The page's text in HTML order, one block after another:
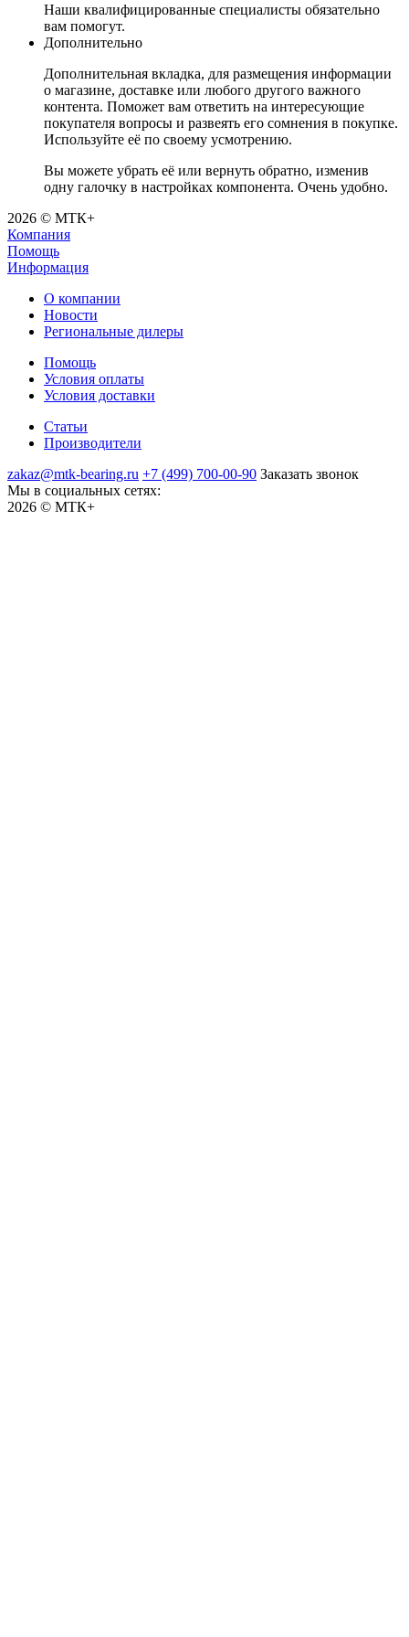
Наши квалифицированные специалисты обязательно
вам помогут.
Дополнительно
Дополнительная вкладка, для размещения информации
о магазине, доставке или любого другого важного
контента. Поможет вам ответить на интересующие
покупателя вопросы и развеять его сомнения в покупке.
Используйте её по своему усмотрению.
Вы можете убрать её или вернуть обратно, изменив
одну галочку в настройках компонента. Очень удобно.
2026 © МТК+
Компания
Помощь
Информация
О компании
Новости
Региональные дилеры
Помощь
Условия оплаты
Условия доставки
Статьи
Производители
zakaz@mtk-bearing.ru +7 (499) 700-00-90 Заказать звонок
Мы в социальных сетях:
2026 © МТК+